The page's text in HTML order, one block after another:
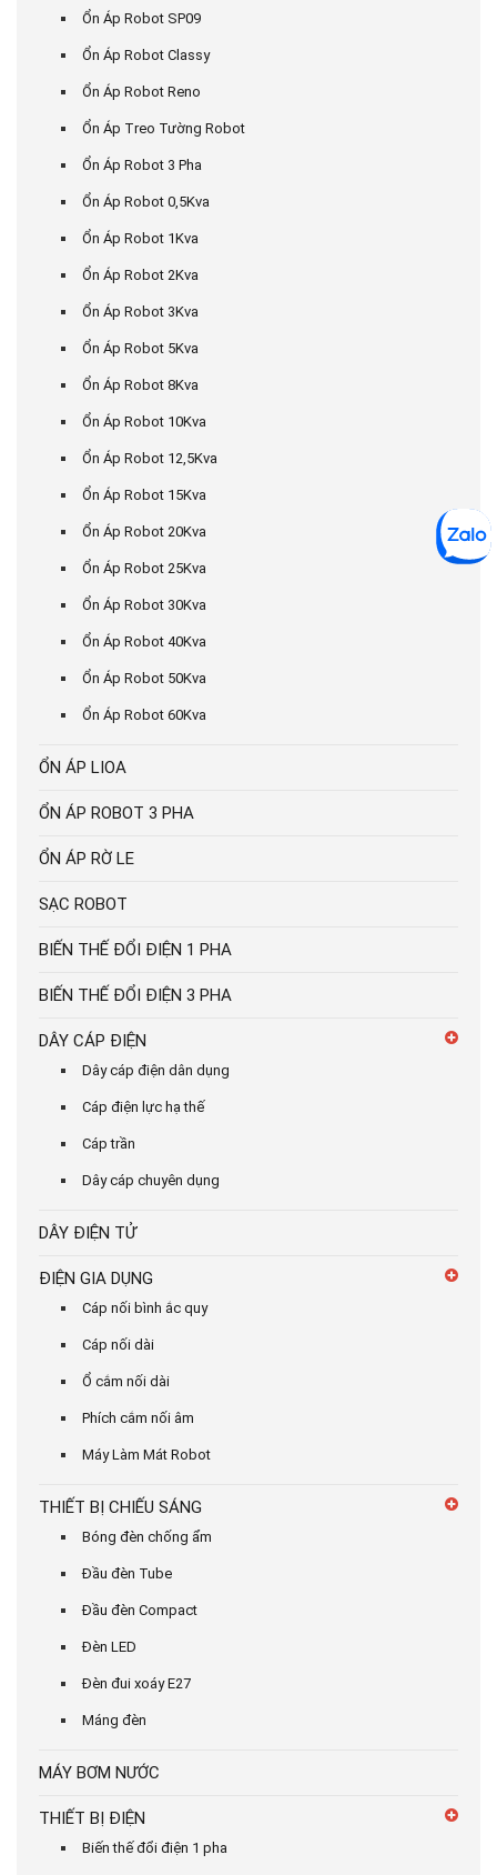
Ổn Áp Robot SP09
Ổn Áp Robot Classy
Ổn Áp Robot Reno
Ổn Áp Treo Tường Robot
Ổn Áp Robot 3 Pha
Ổn Áp Robot 0,5Kva
Ổn Áp Robot 1Kva
Ổn Áp Robot 2Kva
Ổn Áp Robot 3Kva
Ổn Áp Robot 5Kva
Ổn Áp Robot 8Kva
Ổn Áp Robot 10Kva
Ổn Áp Robot 12,5Kva
Ổn Áp Robot 15Kva
Ổn Áp Robot 20Kva
Ổn Áp Robot 25Kva
Ổn Áp Robot 30Kva
Ổn Áp Robot 40Kva
Ổn Áp Robot 50Kva
Ổn Áp Robot 60Kva
ỔN ÁP LIOA
ỔN ÁP ROBOT 3 PHA
ỔN ÁP RỜ LE
SẠC ROBOT
BIẾN THẾ ĐỔI ĐIỆN 1 PHA
BIẾN THẾ ĐỔI ĐIỆN 3 PHA
DÂY CÁP ĐIỆN
Dây cáp điện dân dụng
Cáp điện lực hạ thế
Cáp trần
Dây cáp chuyên dụng
DÂY ĐIỆN TỬ
ĐIỆN GIA DỤNG
Cáp nối bình ắc quy
Cáp nối dài
Ổ cắm nối dài
Phích cắm nối âm
Máy Làm Mát Robot
THIẾT BỊ CHIẾU SÁNG
Bóng đèn chống ẩm
Đầu đèn Tube
Đầu đèn Compact
Đèn LED
Đèn đui xoáy E27
Máng đèn
MÁY BƠM NƯỚC
THIẾT BỊ ĐIỆN
Biến thế đổi điện 1 pha